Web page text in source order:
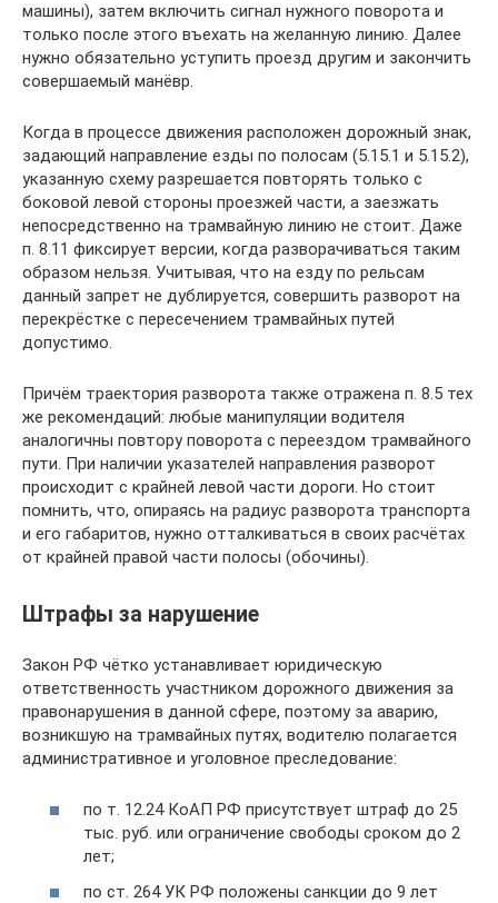
машины), затем включить сигнал нужного поворота и
только после этого въехать на желанную линию. Далее
нужно обязательно уступить проезд другим и закончить
совершаемый манёвр.
Когда в процессе движения расположен дорожный знак,
задающий направление езды по полосам (5.15.1 и 5.15.2),
указанную схему разрешается повторять только с
боковой левой стороны проезжей части, а заезжать
непосредственно на трамвайную линию не стоит. Даже
п. 8.11 фиксирует версии, когда разворачиваться таким
образом нельзя. Учитывая, что на езду по рельсам
данный запрет не дублируется, совершить разворот на
перекрёстке с пересечением трамвайных путей
допустимо.
Причём траектория разворота также отражена п. 8.5 тех
же рекомендаций: любые манипуляции водителя
аналогичны повтору поворота с переездом трамвайного
пути. При наличии указателей направления разворот
происходит с крайней левой части дороги. Но стоит
помнить, что, опираясь на радиус разворота транспорта
и его габаритов, нужно отталкиваться в своих расчётах
от крайней правой части полосы (обочины).
Штрафы за нарушение
Закон РФ чётко устанавливает юридическую
ответственность участником дорожного движения за
правонарушения в данной сфере, поэтому за аварию,
возникшую на трамвайных путях, водителю полагается
административное и уголовное преследование:
по т. 12.24 КоАП РФ присутствует штраф до 25
тыс. руб. или ограничение свободы сроком до 2
лет;
по ст. 264 УК РФ положены санкции до 9 лет